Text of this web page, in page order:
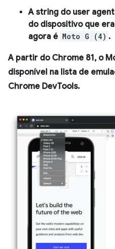
A string do user
do dispositivo que era
agora é Moto G (4) .
A partir do Chrome 81, o
disponível na lista de
Chrome DevTools.